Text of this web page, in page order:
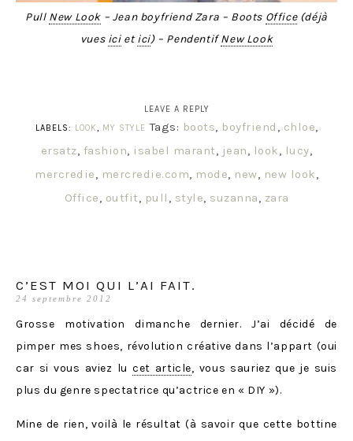
Pull New Look – Jean boyfriend Zara – Boots Office(déjà
vues icietici) – PendentifNew Look
LEAVE A REPLY
LABELS: LOOK, MY STYLE Tags: boots, boyfriend , chloe,
ersatz, fashion, isabel marant, jean, look, lucy,
mercredie, mercredie.com, mode, new, new look,
Office, outfit, pull , style, suzanna, zara
C’EST MOI QUI L’AI FAIT.
24 septembre 2012
Grosse motivation dimanche dernier. J’ai décidé de
pimper mes shoes, révolution créative dans l’appart (oui
car si vous aviez lu cet article, vous sauriez que je suis
plus du genre spectatrice qu’actrice en « DIY »).
Mine de rien, voilà le résultat (à savoir que cette bottine